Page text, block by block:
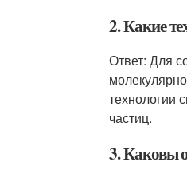
2. Какие
Ответ: Для
технологии
частиц.
3. Каковы